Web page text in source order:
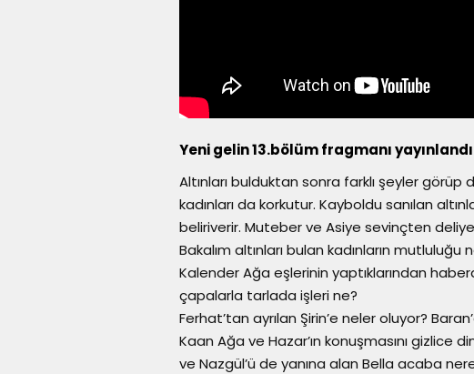
Yeni gelin 13.bölüm fragmanı
Altınları bulduktan sonra farklı şeyler
kadınları da korkutur. Kayboldu sanılan
beliriverir. Muteber ve Asiye sevinçten
Bakalım altınları bulan kadınların mutluluğu
Kalender Ağa eşlerinin yaptıklarından
çapalarla tarlada işleri ne?
Ferhat’tan ayrılan Şirin’e neler oluyor?
Kaan Ağa ve Hazar’ın konuşmasını gizlice
ve Nazgül’ü de yanına alan Bella acaba